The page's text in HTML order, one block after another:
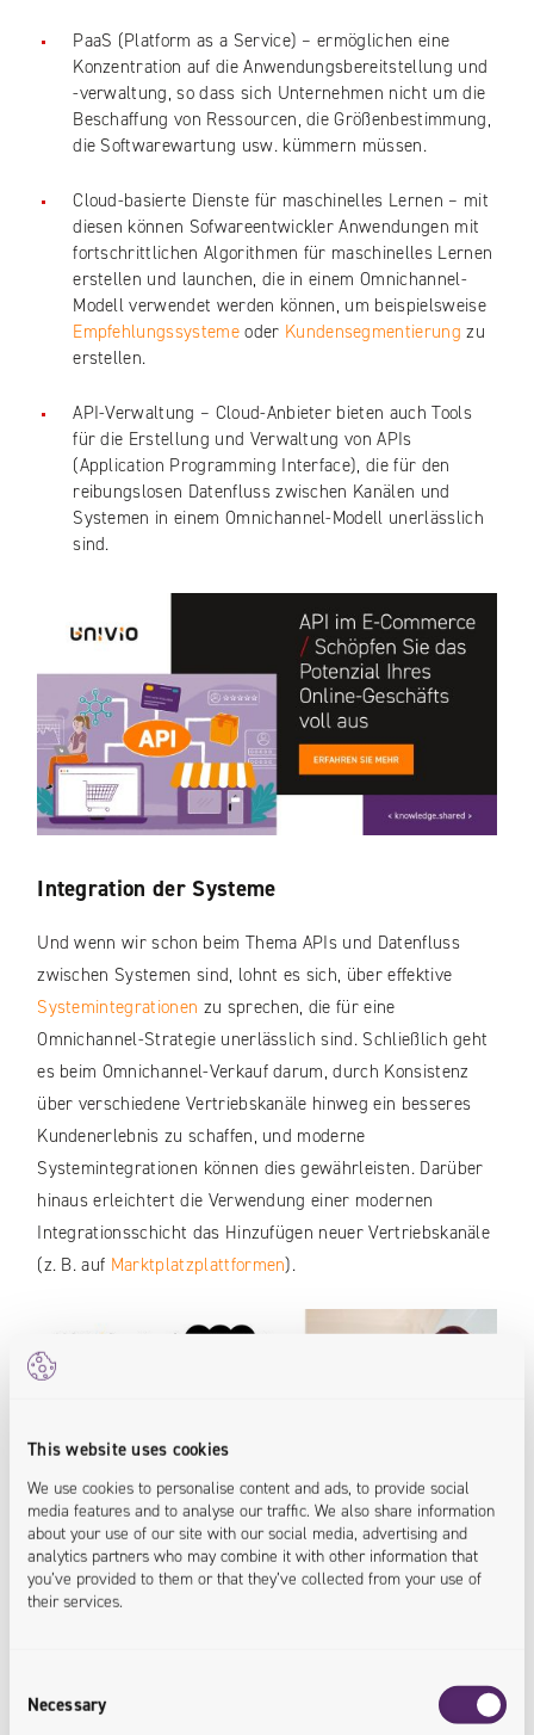
This website uses cookies
We use cookies to personalise content and ads, to provide social
media features and to analyse our traffic. We also share information
about your use of our site with our social media, advertising and
analytics partners who may combine it with other information that
you’ve provided to them or that they’ve collected from your use of
their services.
Selection
Necessary
PaaS (Platform as a Service) – ermöglichen eine
Konzentration auf die Anwendungsbereitstellung und
-verwaltung, so dass sich Unternehmen nicht um die
Beschaffung von Ressourcen, die Größenbestimmung,
die Softwarewartung usw. kümmern müssen.
Cloud-basierte Dienste für maschinelles Lernen – mit
diesen können Sofwareentwickler Anwendungen mit
fortschrittlichen Algorithmen für maschinelles Lernen
erstellen und launchen, die in einem Omnichannel-
Modell verwendet werden können, um beispielsweise
Empfehlungssystemeoder Kundensegmentierung zu
erstellen.
API-Verwaltung – Cloud-Anbieter bieten auch Tools
für die Erstellung und Verwaltung von APIs
(Application Programming Interface), die für den
reibungslosen Datenfluss zwischen Kanälen und
Systemen in einem Omnichannel-Modell unerlässlich
sind.
Integration der Systeme
Und wenn wir schon beim Thema APIs und Datenfluss
zwischen Systemen sind, lohnt es sich, über effektive
Systemintegrationen zu sprechen, die für eine
Omnichannel-Strategie unerlässlich sind. Schließlich geht
es beim Omnichannel-Verkauf darum, durch Konsistenz
über verschiedene Vertriebskanäle hinweg ein besseres
Kundenerlebnis zu schaffen, und moderne
Systemintegrationen können dies gewährleisten. Darüber
hinaus erleichtert die Verwendung einer modernen
Integrationsschicht das Hinzufügen neuer Vertriebskanäle
(z. B. auf Marktplatzplattformen).
Es ist schwierig, eine allgemeingültige
Systemspezifikationen hat. Es ist nicht ungewöhnlich, dass
die Notwendigkeit der Integration von Altsystemen mit